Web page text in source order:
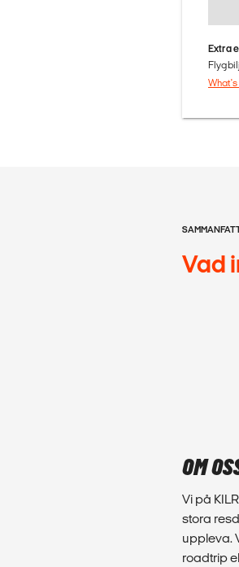
Extra
Vad
OM
Vi på
stora
uppleva.
roadtrip